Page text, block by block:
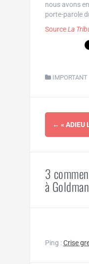
nous avons
porte-parole
SourceLa
IMPORTANT
← « ADIEU
3
à
Ping :Crise